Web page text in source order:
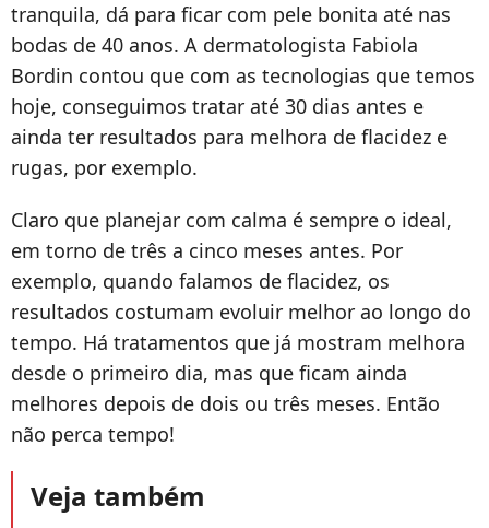
tranquila, dá para ficar com pele bonita até nas
bodas de 40 anos. A dermatologista Fabiola
Bordin contou que com as tecnologias que temos
hoje, conseguimos tratar até 30 dias antes e
ainda ter resultados para melhora de flacidez e
rugas, por exemplo.
Claro que planejar com calma é sempre o ideal,
em torno de três a cinco meses antes. Por
exemplo, quando falamos de flacidez, os
resultados costumam evoluir melhor ao longo do
tempo. Há tratamentos que já mostram melhora
desde o primeiro dia, mas que ficam ainda
melhores depois de dois ou três meses. Então
não perca tempo!
Veja também